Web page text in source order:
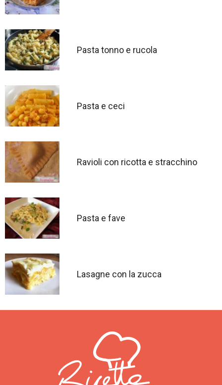
Pasta tonno e rucola
Pasta e ceci
Ravioli con ricotta e stracchino
Pasta e fave
Lasagne con la zucca